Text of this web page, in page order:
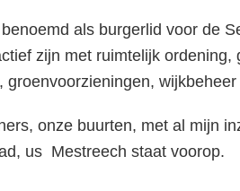
als burgerlid voor de
zijn met ruimtelijk
groenvoorzieningen,
onze buurten, met al mijn
us Mestreech staat voorop.